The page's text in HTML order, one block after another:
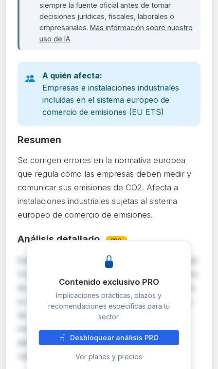
siempre la fuente oficial antes de tomar
decisiones jurídicas, fiscales, laborales o
empresariales. Más información sobre nuestro
uso de IA
A quién afecta:
Empresas e instalaciones industriales
incluidas en el sistema europeo de
comercio de emisiones (EU ETS)
Resumen
Se corrigen errores en la normativa europea
que regula cómo las empresas deben medir y
comunicar sus emisiones de CO2. Afecta a
instalaciones industriales sujetas al sistema
europeo de comercio de emisiones.
Análisis detallado PRO
Esta corrección de errores afecta al Reglamento
de emisiones de gases de efecto invernadero en
el marco del régimen de comercio de derechos
de emisión (ETS). Las empresas con
instalaciones incluidas en el EU ETS deben
aplicar metodologías precisas para calcular y
reportar…
Contenido exclusivo PRO
Implicaciones prácticas, plazos y
recomendaciones específicas para tu
sector.
Desbloquear análisis PRO
Ver planes y precios